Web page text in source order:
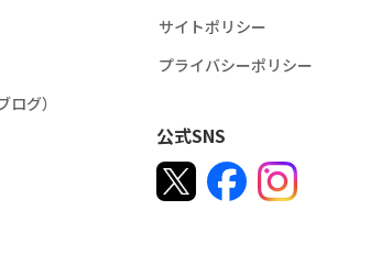
グ）
サイトポリシー
プライバシーポリシー
公式SNS